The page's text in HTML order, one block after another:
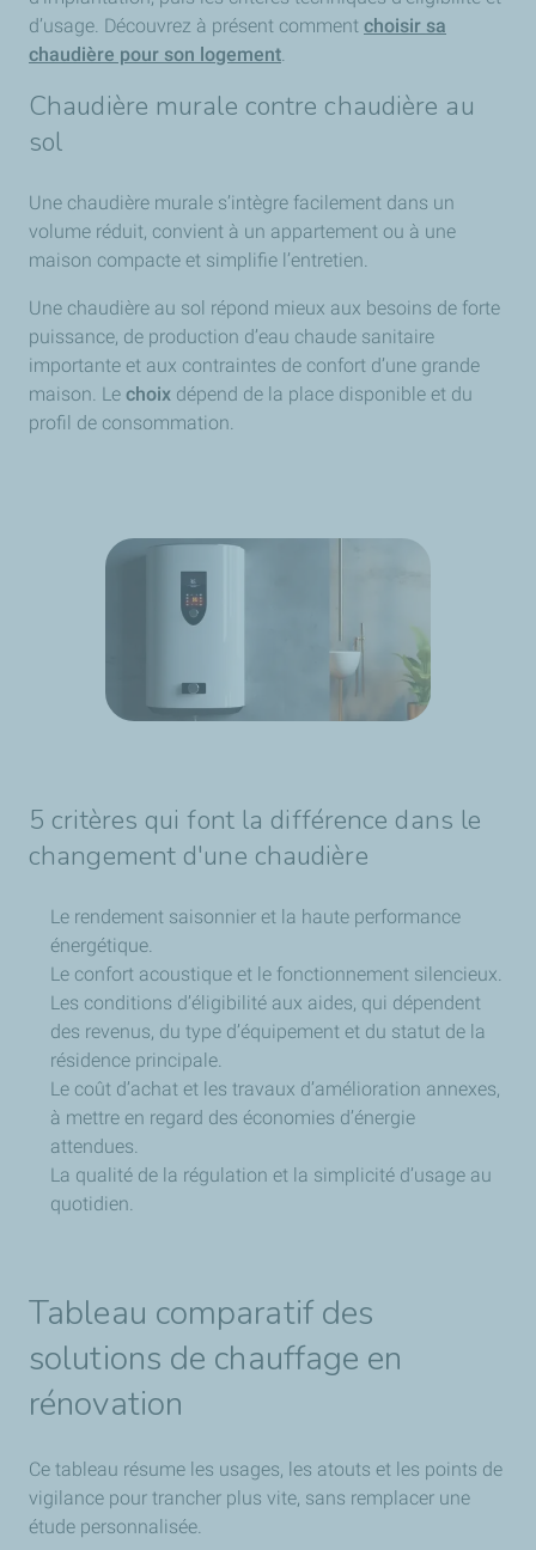
d’usage. Découvrez à présent comment choisir sa
chaudière pour son logement.
Chaudière murale contre chaudière au
sol
Une chaudière murale s’intègre facilement dans un
volume réduit, convient à un appartement ou à une
maison compacte et simplifie l’entretien.
Une chaudière au sol répond mieux aux besoins de forte
puissance, de production d’eau chaude sanitaire
importante et aux contraintes de confort d’une grande
maison. Le choix dépend de la place disponible et du
profil de consommation.
5 critères qui font la différence dans le
changement d'une chaudière
Le rendement saisonnier et la haute performance
énergétique.
Le confort acoustique et le fonctionnement silencieux.
Les conditions d’éligibilité aux aides, qui dépendent
des revenus, du type d’équipement et du statut de la
résidence principale.
Le coût d’achat et les travaux d’amélioration annexes,
à mettre en regard des économies d’énergie
attendues.
La qualité de la régulation et la simplicité d’usage au
quotidien.
Tableau comparatif des
solutions de chauffage en
rénovation
Ce tableau résume les usages, les atouts et les points de
vigilance pour trancher plus vite, sans remplacer une
étude personnalisée.